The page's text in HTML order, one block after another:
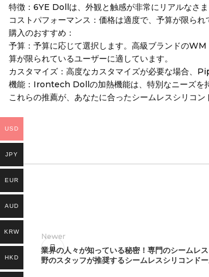
特徴：6YE Dollは、外観と触感が非常にリアルなさ
コストパフォーマンス：価格は適度で、予算が限ら
購入のおすすめ：
予算：予算に応じて選択します。高級ブランドの
算が限られているユーザーに適しています。
カスタマイズ：高度なカスタマイズが必要な場合
機能：Irontech Dollの加熱機能は、特別なニーズを
これらの推薦が、あなたに合ったシームレスシリコ
Newer
業界の人々が知っている秘密！専門のシームレ
野のスタッフが推奨するシームレスシリコンド
USD
JPY
EUR
AUD
KRW
HKD